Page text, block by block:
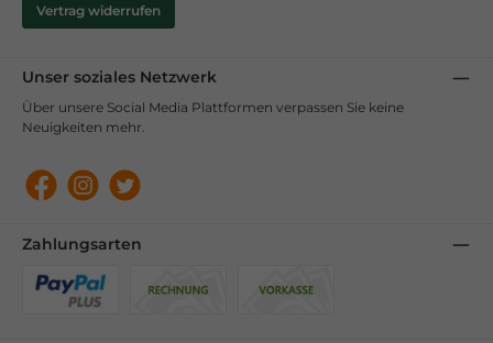
Vertrag widerrufen
Unser soziales Netzwerk
Über unsere Social Media Plattformen verpassen Sie keine
Neuigkeiten mehr.
FacebookInstagram
Twitter
Zahlungsarten